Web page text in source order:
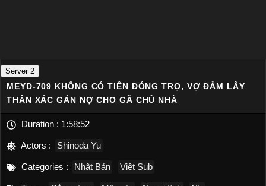
Server 2
MEYD-709 KHÔNG CÓ TIỀN ĐÓNG TRỌ, VỢ ĐẢM LẤY
THÂN XÁC GÁN NỢ CHO GÃ CHỦ NHÀ
Duration : 1:58:52
Actors : Shinoda Yu
Categories : Nhật Bản Việt Sub